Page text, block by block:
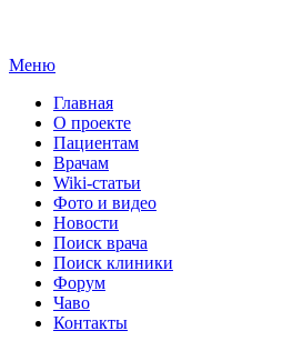
Меню
Главная
О проекте
Пациентам
Врачам
Wiki-статьи
Фото и видео
Новости
Поиск врача
Поиск клиники
Форум
Чаво
Контакты